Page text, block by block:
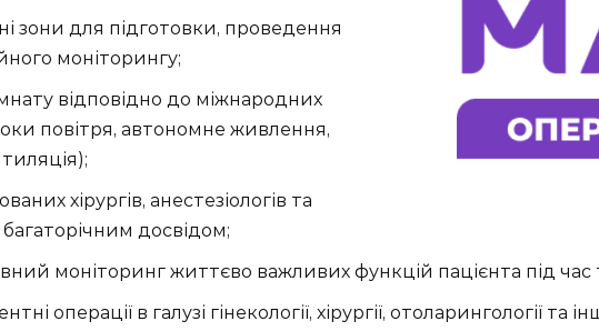
зони для підготовки, проведення
моніторингу;
відповідно до міжнародних
повітря, автономне живлення,
хірургів, анестезіологів та
досвідом;
моніторинг життєво важливих функцій пацієнта під час
операції в галузі гінекології, хірургії, отоларингології та